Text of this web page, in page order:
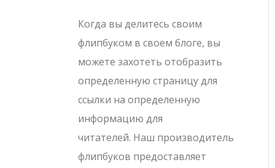
Когда вы делитесь своим
флипбуком в своем блоге, вы
можете захотеть отобразить
определенную страницу для
ссылки на определенную
информацию для
читателей. Наш производитель
флипбуков предоставляет